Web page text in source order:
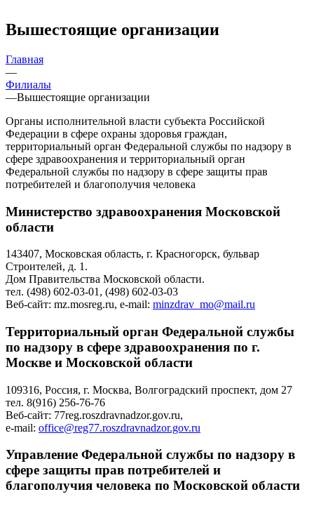
Вышестоящие организации
Главная
—
Филиалы
—Вышестоящие организации
Органы исполнительной власти субъекта Российской
Федерации в сфере охраны здоровья граждан,
территориальный орган Федеральной службы по надзору в
сфере здравоохранения и территориальный орган
Федеральной службы по надзору в сфере защиты прав
потребителей и благополучия человека
Министерство здравоохранения Московской
области
143407, Московская область, г. Красногорск, бульвар
Строителей, д. 1.
Дом Правительства Московской области.
тел. (498) 602-03-01, (498) 602-03-03
Веб-сайт: mz.mosreg.ru, e-mail: minzdrav_mo@mail.ru
Территориальный орган Федеральной службы
по надзору в сфере здравоохранения по г.
Москве и Московской области
109316, Россия, г. Москва, Волгоградский проспект, дом 27
тел. 8(916) 256-76-76
Веб-сайт: 77reg.roszdravnadzor.gov.ru,
e-mail: office@reg77.roszdravnadzor.gov.ru
Управление Федеральной службы по надзору в
сфере защиты прав потребителей и
благополучия человека по Московской области